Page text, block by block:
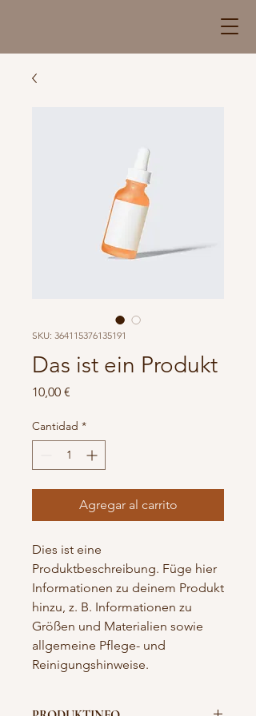
SKU: 364115376135191
Das ist ein Produkt
10,00 €
Cantidad *
Agregar al carrito
Dies ist eine
Produktbeschreibung. Füge hier
Informationen zu deinem Produkt
hinzu, z. B. Informationen zu
Größen und Materialien sowie
allgemeine Pflege- und
Reinigungshinweise.